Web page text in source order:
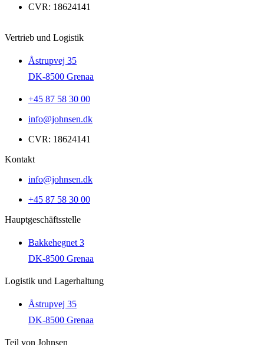
CVR: 18624141
Vertrieb und Logistik
Åstrupvej 35
DK-8500 Grenaa
+45 87 58 30 00
info@johnsen.dk
CVR: 18624141
Kontakt
info@johnsen.dk
+45 87 58 30 00
Hauptgeschäftsstelle
Bakkehegnet 3
DK-8500 Grenaa
Logistik und Lagerhaltung
Åstrupvej 35
DK-8500 Grenaa
Teil von Johnsen